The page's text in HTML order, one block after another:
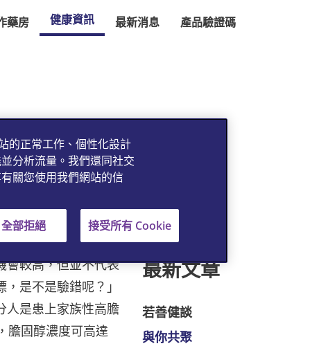
藥房 健康資訊 最新消息 產品驗證碼
會較高，但並不代表
是不是驗錯呢？」
人是患上家族性高膽
膽固醇濃度可高達
最新文章
若善健談
與你共聚
的正常工作、個性化設計
分析流量。我們還同社交
關您使用我們網站的信
全部拒絕 接受所有 Cookie